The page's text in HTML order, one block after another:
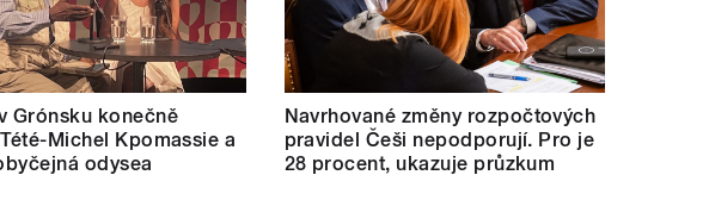
Grónsku konečně
Michel Kpomassie a
odysea
Navrhované změny rozpočtových
pravidel Češi nepodporují. Pro je
28 procent, ukazuje průzkum